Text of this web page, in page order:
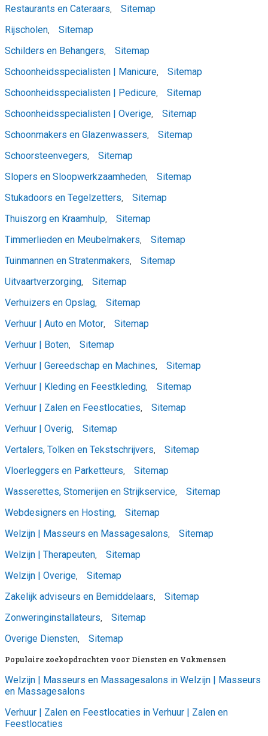
Restaurants en Cateraars,
Sitemap
Rijscholen,
Sitemap
Schilders en Behangers,
Sitemap
Schoonheidsspecialisten | Manicure,
Sitemap
Schoonheidsspecialisten | Pedicure,
Sitemap
Schoonheidsspecialisten | Overige,
Sitemap
Schoonmakers en Glazenwassers,
Sitemap
Schoorsteenvegers,
Sitemap
Slopers en Sloopwerkzaamheden,
Sitemap
Stukadoors en Tegelzetters,
Sitemap
Thuiszorg en Kraamhulp,
Sitemap
Timmerlieden en Meubelmakers,
Sitemap
Tuinmannen en Stratenmakers,
Sitemap
Uitvaartverzorging,
Sitemap
Verhuizers en Opslag,
Sitemap
Verhuur | Auto en Motor,
Sitemap
Verhuur | Boten,
Sitemap
Verhuur | Gereedschap en Machines,
Sitemap
Verhuur | Kleding en Feestkleding,
Sitemap
Verhuur | Zalen en Feestlocaties,
Sitemap
Verhuur | Overig,
Sitemap
Vertalers, Tolken en Tekstschrijvers,
Sitemap
Vloerleggers en Parketteurs,
Sitemap
Wasserettes, Stomerijen en Strijkservice,
Sitemap
Webdesigners en Hosting,
Sitemap
Welzijn | Masseurs en Massagesalons,
Sitemap
Welzijn | Therapeuten,
Sitemap
Welzijn | Overige,
Sitemap
Zakelijk adviseurs en Bemiddelaars,
Sitemap
Zonweringinstallateurs,
Sitemap
Overige Diensten, Sitemap
Populaire zoekopdrachten voor Diensten en Vakmensen
Welzijn | Masseurs en Massagesalons in Welzijn | Masseurs
en Massagesalons
Verhuur | Zalen en Feestlocaties in Verhuur | Zalen en
Feestlocaties